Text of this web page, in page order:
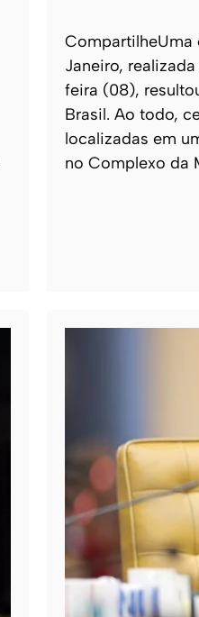
CompartilheUma
Janeiro,
feira (08),
Brasil. Ao todo,
localizadas em
no Complexo da